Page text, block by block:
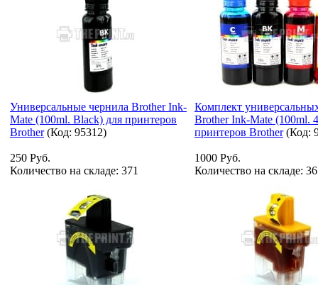
Универсальные чернила Brother Ink-
Mate (100ml. Black) для принтеров
Brother (Код: 95312)
250 Руб.
Количество на складе: 371
Комплект
Brother Ink-Mate (100ml.
принтеров Brother (Код:
1000 Руб.
Количество на складе: 36